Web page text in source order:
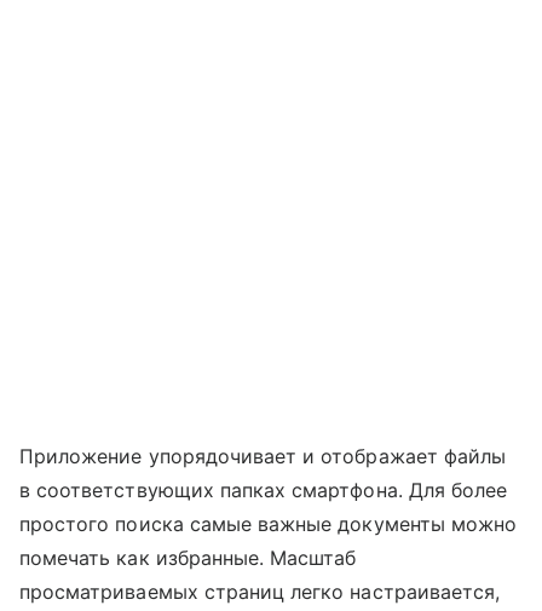
Приложение упорядочивает и отображает файлы
в соответствующих папках смартфона. Для более
простого поиска самые важные документы можно
помечать как избранные. Масштаб
просматриваемых страниц легко настраивается,